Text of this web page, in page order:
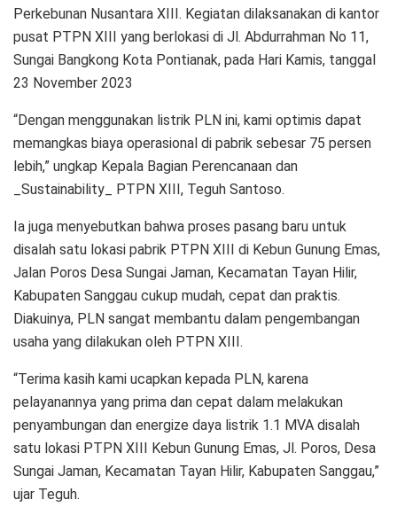
Perkebunan Nusantara XIII. Kegiatan dilaksanakan di kantor
pusat PTPN XIII yang berlokasi di Jl. Abdurrahman No 11,
Sungai Bangkong Kota Pontianak, pada Hari Kamis, tanggal
23 November 2023
“Dengan menggunakan listrik PLN ini, kami optimis dapat
memangkas biaya operasional di pabrik sebesar 75 persen
lebih,” ungkap Kepala Bagian Perencanaan dan
_Sustainability_ PTPN XIII, Teguh Santoso.
Ia juga menyebutkan bahwa proses pasang baru untuk
disalah satu lokasi pabrik PTPN XIII di Kebun Gunung Emas,
Jalan Poros Desa Sungai Jaman, Kecamatan Tayan Hilir,
Kabupaten Sanggau cukup mudah, cepat dan praktis.
Diakuinya, PLN sangat membantu dalam pengembangan
usaha yang dilakukan oleh PTPN XIII.
“Terima kasih kami ucapkan kepada PLN, karena
pelayanannya yang prima dan cepat dalam melakukan
penyambungan dan energize daya listrik 1.1 MVA disalah
satu lokasi PTPN XIII Kebun Gunung Emas, Jl. Poros, Desa
Sungai Jaman, Kecamatan Tayan Hilir, Kabupaten Sanggau,”
ujar Teguh.